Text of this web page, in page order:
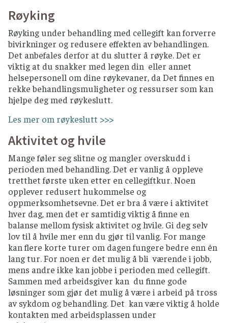
Røyking
Røyking under behandling med cellegift kan forverre
bivirkninger og redusere effekten av behandlingen.
Det anbefales derfor at du slutter å røyke. Det er
viktig at du snakker med legen din eller annet
helsepersonell om dine røykevaner, da Det finnes en
rekke behandlingsmuligheter og ressurser som kan
hjelpe deg med røykeslutt.
Les mer om røykeslutt >>>
Aktivitet og hvile
Mange føler seg slitne og mangler overskudd i
perioden med behandling. Det er vanlig å oppleve
tretthet første uken etter en cellegiftkur. Noen
opplever redusert hukommelse og
oppmerksomhetsevne. Det er bra å være i aktivitet
hver dag, men det er samtidig viktig å finne en
balanse mellom fysisk aktivitet og hvile. Gi deg selv
lov til å hvile mer enn du gjør til vanlig. For mange
kan flere korte turer om dagen fungere bedre enn én
lang tur. For noen er det mulig å bli værende i jobb,
mens andre ikke kan jobbe i perioden med cellegift.
Sammen med arbeidsgiver kan du finne gode
løsninger som gjør det mulig å være i arbeid på tross
av sykdom og behandling. Det kan være viktig å holde
kontakten med arbeidsplassen under